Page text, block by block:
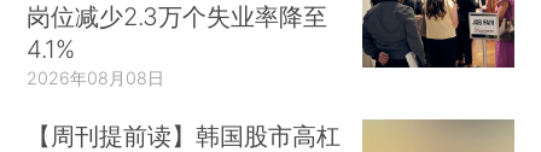
岗位减少2.3万个失业率降至
4.1%
2026年08月08日
【周刊提前读】韩国股市高杠